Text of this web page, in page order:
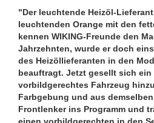
"Der leuchtende Heizöl-
leuchtenden Orange mit den
kennen WIKING-Freunde den
Jahrzehnten, wurde er doch
des Heizöllieferanten in den
beauftragt. Jetzt gesellt sich ein
vorbildgerechtes Fahrzeug
Farbgebung und aus
Frontlenker ins Programm und